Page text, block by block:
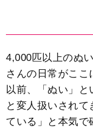
4,000匹以上のぬ
さんの日常がこ
以前、「ぬい」と
と変人扱いされ
ている」と本気